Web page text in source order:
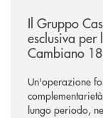
Il Gruppo
esclusiva per
Cambiano
Un'operazione
lungo periodo,